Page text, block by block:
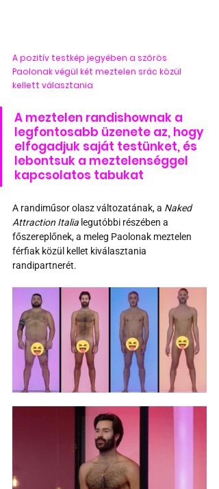
A pozitív testkép jegyében a szőrös
Paolonak végül két meztelen srác közül
kellett választania
A meztelen randishownak a
legfontosabb üzenete az, hogy
elfogadjuk saját testünket, és
lebontsuk a meztelenséggel
kapcsolatos tabukat
A randiműsor olasz változatának, a Naked
Attraction Italia legutóbbi részében a
főszereplőnek, a meleg Paolonak meztelen
férfiak közül kellet kiválasztania
randipartnerét.